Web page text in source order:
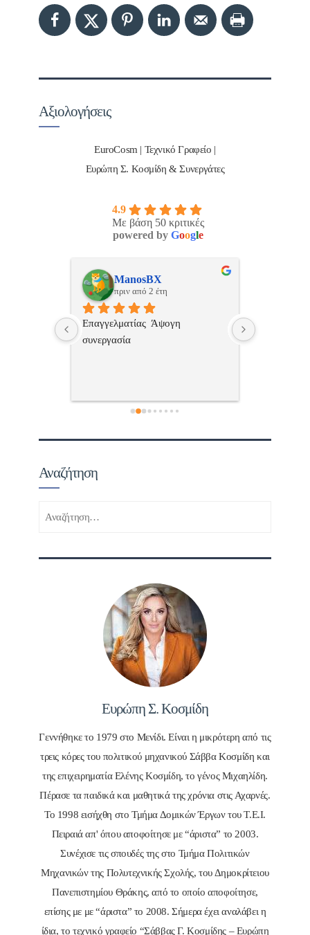
Αξιολογήσεις
EuroCosm | Τεχνικό Γραφείο |
Ευρώπη Σ. Κοσμίδη & Συνεργάτες
4.9
Με βάση 50 κριτικές
powered by Google
ManosBX
πριν από 2 έτη
Επαγγελματίας  Άψογη
συνεργασία
Αναζήτηση
Ευρώπη Σ. Κοσμίδη
Γεννήθηκε το 1979 στο Μενίδι. Είναι η μικρότερη από τις
τρεις κόρες του πολιτικού μηχανικού Σάββα Κοσμίδη και
της επιχειρηματία Ελένης Κοσμίδη, το γένος Μιχαηλίδη.
Πέρασε τα παιδικά και μαθητικά της χρόνια στις Αχαρνές.
Το 1998 εισήχθη στο Τμήμα Δομικών Έργων του Τ.Ε.Ι.
Πειραιά απ' όπου αποφοίτησε με “άριστα” το 2003.
Συνέχισε τις σπουδές της στο Τμήμα Πολιτικών
Μηχανικών της Πολυτεχνικής Σχολής, του Δημοκρίτειου
Πανεπιστημίου Θράκης, από το οποίο αποφοίτησε,
επίσης με με “άριστα” το 2008. Σήμερα έχει αναλάβει η
ίδια, το τεχνικό γραφείο “Σάββας Γ. Κοσμίδης – Ευρώπη